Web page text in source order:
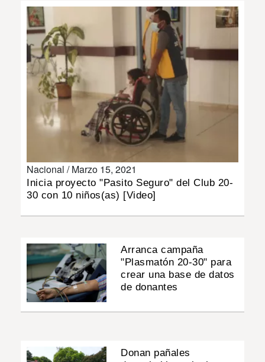
INSÓLITAS
MULTIMEDIA
IMPRESO
Nacional /Marzo 15, 2021
Inicia proyecto "Pasito Seguro" del Club 20-
30 con 10 niños(as) [Video]
Arranca campaña
"Plasmatón 20-30" para
crear una base de datos
de donantes
Donan pañales